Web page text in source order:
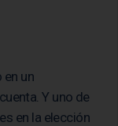
en un
Y uno de
en la elección